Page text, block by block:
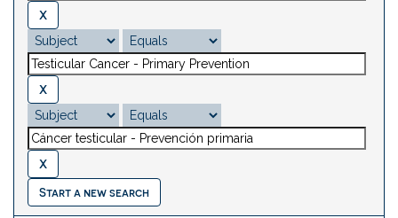
Start a new search